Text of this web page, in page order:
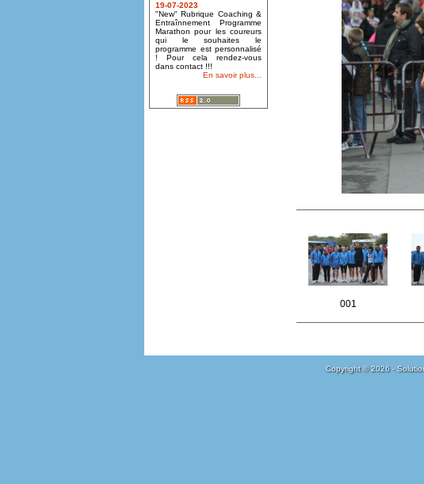
19-07-2023
"New" Rubrique Coaching &
Entraînnement Programme
Marathon pour les coureurs
qui le souhaites le
programme est personnalisé
! Pour cela rendez-vous
dans contact !!!
En savoir plus...
001
Copyright © 2026 -